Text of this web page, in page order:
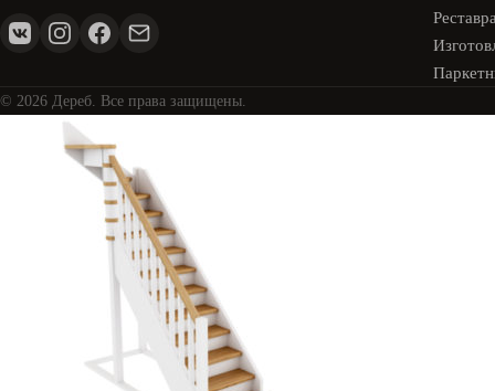
© 2026 Дереб. Все права защищены.